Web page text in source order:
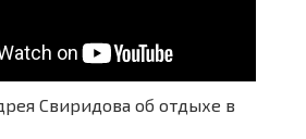
Свиридова об отдыхе в